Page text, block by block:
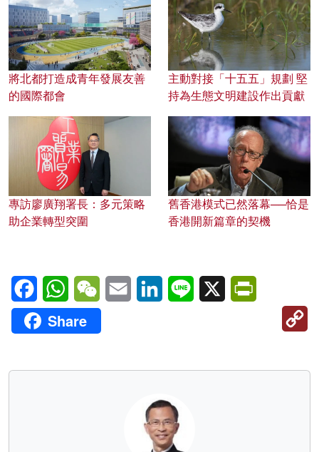
將北都打造成青年發展友善
的國際都會
主動對接「十五五」規劃 堅
持為生態文明建設作出貢獻
專訪廖廣翔署長：多元策略
助企業轉型突圍
舊香港模式已然落幕──恰是
香港開新篇章的契機
FacebookWhatsAppWeChatEmail LinkedInLine X
Share